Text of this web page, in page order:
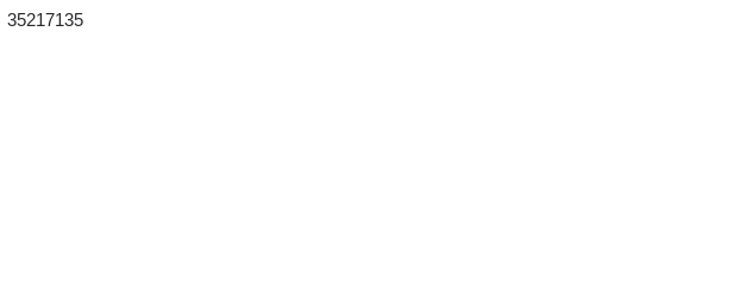
35217135